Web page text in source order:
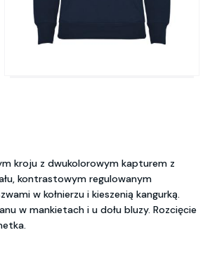
kroju z dwukolorowym kapturem z
kontrastowym regulowanym
w kołnierzu i kieszenią kangurką.
w mankietach i u dołu bluzy. Rozcięcie